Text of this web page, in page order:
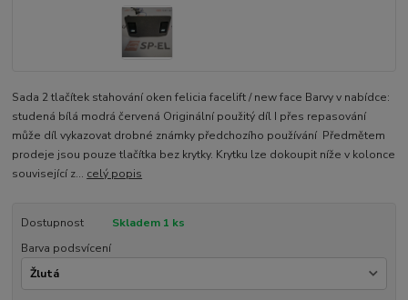
Sada 2 tlačítek stahování oken felicia facelift / new face Barvy v nabídce:
studená bílá modrá červená Originální použitý díl I přes repasování
může díl vykazovat drobné známky předchozího používání Předmětem
prodeje jsou pouze tlačítka bez krytky. Krytku lze dokoupit níže v kolonce
související z... celý popis
Dostupnost
Skladem 1 ks
Barva podsvícení